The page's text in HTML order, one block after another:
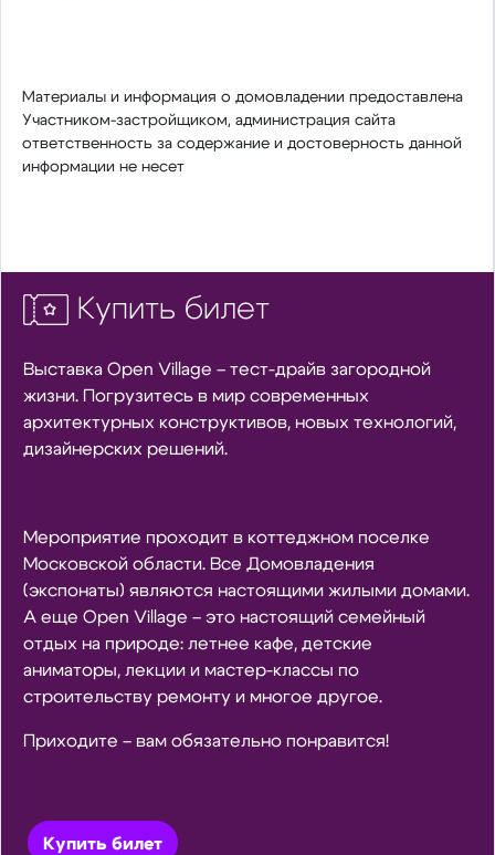
Материалы и информация о домовладении предоставлена
Участником-застройщиком, администрация сайта
ответственность за содержание и достоверность данной
информации не несет
Купить билет
Выставка Open Village – тест-драйв загородной
жизни. Погрузитесь в мир современных
архитектурных конструктивов, новых технологий,
дизайнерских решений.
Мероприятие проходит в коттеджном поселке
Московской области. Все Домовладения
(экспонаты) являются настоящими жилыми домами.
А еще Open Village – это настоящий семейный
отдых на природе: летнее кафе, детские
аниматоры, лекции и мастер-классы по
строительству ремонту и многое другое.
Приходите – вам обязательно понравится!
Купить билет